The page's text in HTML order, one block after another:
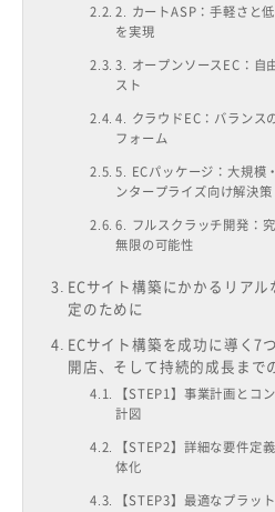
2. カートASP：手軽さと
を実現
3. オープンソースEC：自
スト
4. クラウドEC：バランス
フォーム
5. ECパッケージ：大規模
ンタープライズ向け解決策
6. フルスクラッチ開発：
無限の可能性
ECサイト構築にかかるリア
定のために
ECサイト構築を成功に導く7
開店、そして持続的成長まで
【STEP1】事業計画とコ
計図
【STEP2】詳細な要件定
体化
【STEP3】最適なプラッ